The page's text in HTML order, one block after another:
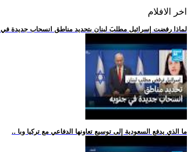
اخر الافلام
.. لماذا رفضت إسرائيل مطلبَ لبنان بتحديد مناطق انسحاب جديدة في
.. ما الذي يدفع السعودية إلى توسيع تعاونها الدفاعي مع تركيا وبا